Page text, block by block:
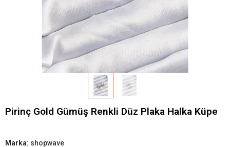
Pirinç Gold Gümüş Renkli Düz Plaka Halka Küpe
Marka: shopwave